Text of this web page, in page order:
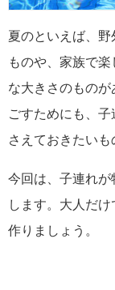
夏のといえば、
ものや、家族で
な大きさのもの
ごすためにも、
さえておきたいも
今回は、子連れ
します。大人だ
作りましょう。